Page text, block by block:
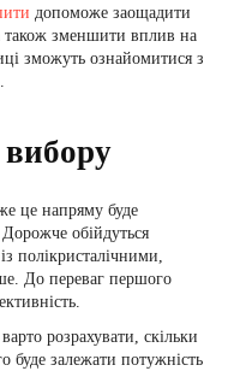
допоможе заощадити
також зменшити вплив на
зможуть ознайомитися з
це напряму буде
обійдуться
полікристалічними,
До переваг першого
розрахувати, скільки
буде залежати потужність